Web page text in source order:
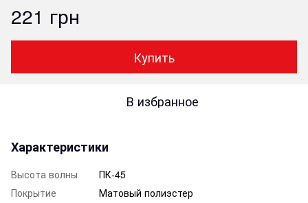
221 грн
Купить
В избранное
Характеристики
Высота волны
ПК-45
Покрытие
Матовый полиэстер